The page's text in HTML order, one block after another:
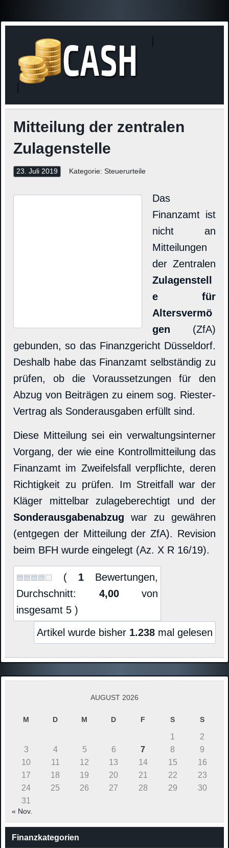
Mitteilung der zentralen
Zulagenstelle
23. Juli 2019 Kategorie: Steuerurteile
Das
Finanzamt ist
nicht an
Mitteilungen
der Zentralen
Zulagenstell
e für
Altersvermö
gen (ZfA)
gebunden, so das Finanzgericht Düsseldorf.
Deshalb habe das Finanzamt selbständig zu
prüfen, ob die Voraussetzungen für den
Abzug von Beiträgen zu einem sog. Riester-
Vertrag als Sonderausgaben erfüllt sind.
Diese Mitteilung sei ein verwaltungsinterner
Vorgang, der wie eine Kontrollmitteilung das
Finanzamt im Zweifelsfall verpflichte, deren
Richtigkeit zu prüfen. Im Streitfall war der
Kläger mittelbar zulageberechtigt und der
Sonderausgabenabzug war zu gewähren
(entgegen der Mitteilung der ZfA). Revision
beim BFH wurde eingelegt (Az. X R 16/19).
( 1 Bewertungen,
Durchschnitt: 4,00von
insgesamt 5 )
Artikel wurde bisher 1.238 mal gelesen
AUGUST 2026
M D M D F S S
1
2
3
4 5 6 7 8
9
10
11 12 13 14 15
16
17
18 19 20 21 22
23
24
25 26 27 28 29
30
31
« Nov.
Finanzkategorien